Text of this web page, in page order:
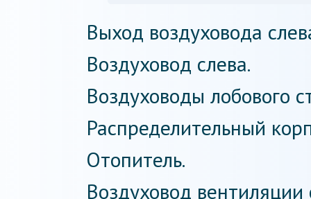
Выход воздуховода
Воздуховод слева.
Воздуховоды лобового
Распределительный
Отопитель.
Воздуховод вентиляции